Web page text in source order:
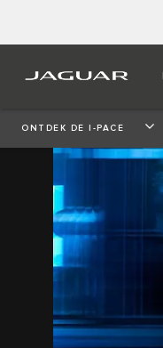
ONTDEK DE I-PACE